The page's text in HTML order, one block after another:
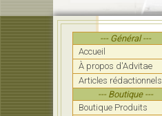
--- Général ---
Accueil
À propos d'Advitae
Articles rédactionnels
--- Boutique ---
Boutique Produits